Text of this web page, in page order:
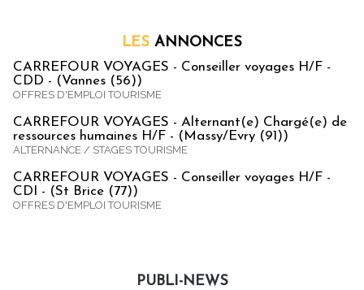
LES ANNONCES
CARREFOUR VOYAGES - Conseiller voyages H/F -
CDD - (Vannes (56))
OFFRES D'EMPLOI TOURISME
CARREFOUR VOYAGES - Alternant(e) Chargé(e) de
ressources humaines H/F - (Massy/Evry (91))
ALTERNANCE / STAGES TOURISME
CARREFOUR VOYAGES - Conseiller voyages H/F -
CDI - (St Brice (77))
OFFRES D'EMPLOI TOURISME
PUBLI-NEWS